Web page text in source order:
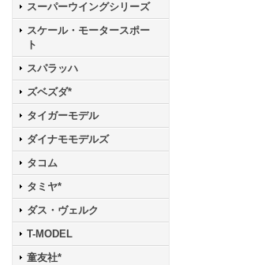
スーパーウイングシリーズ
スケール・モータースポー
ト
スパラッハ
ズベズダ*
タイガーモデル
ダイナモモデルズ
タコム
タミヤ*
ダス・ヴェルク
T-MODEL
童友社*